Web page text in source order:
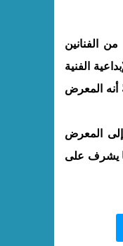
بمشاركة جمع من الفنانين
الفنية
أنه المعرض
إلى المعرض
يشرف على